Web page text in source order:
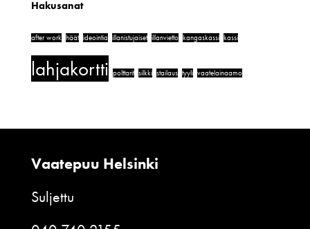
Hakusanat
after work häät ideointia illanistujaiset illanvietto kangaskassi kassi
lahjakortti polttarit silkki stailaus tyyli vaatelainaamo
Vaatepuu Helsinki
Suljettu